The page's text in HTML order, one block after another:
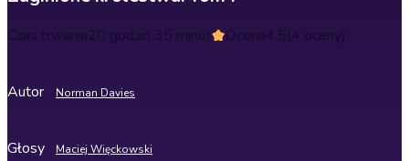
Czas trwania20 godzin 35 minut Ocena4.5(4 oceny)
Autor Norman Davies
Głosy Maciej Więckowski